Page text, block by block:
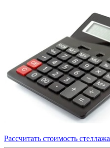
Рассчитать стоимость стеллажа